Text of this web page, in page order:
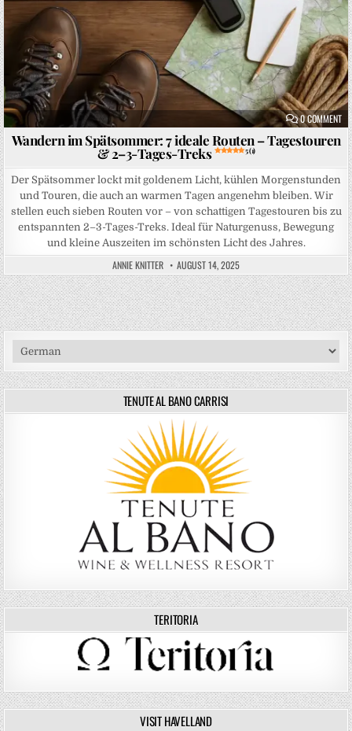
0 COMMENT
Wandern im Spätsommer: 7 ideale Routen – Tagestouren
& 2–3-Tages-Treks 5 (1)
Der Spätsommer lockt mit goldenem Licht, kühlen Morgenstunden
und Touren, die auch an warmen Tagen angenehm bleiben. Wir
stellen euch sieben Routen vor – von schattigen Tagestouren bis zu
entspannten 2–3-Tages-Treks. Ideal für Naturgenuss, Bewegung
und kleine Auszeiten im schönsten Licht des Jahres.
ANNIE KNITTER AUGUST 14, 2025
TENUTE AL BANO CARRISI
TERITORIA
VISIT HAVELLAND